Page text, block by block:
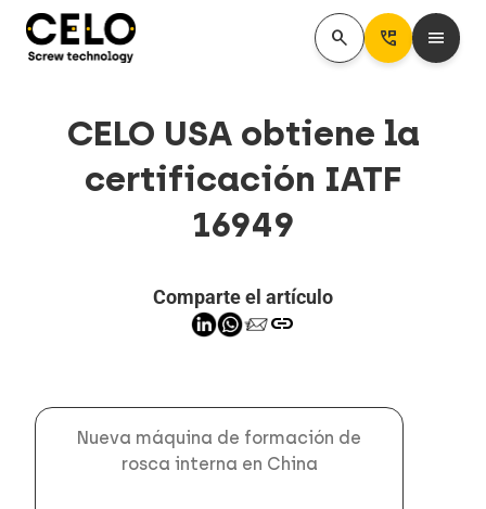
search Perm_Phone_Msg menu
CELO USA obtiene la
certificación IATF
16949
Comparte el artículo
link
Nueva máquina de formación de
rosca interna en China